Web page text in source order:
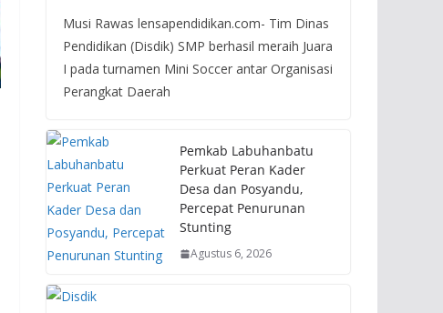
Musi Rawas lensapendidikan.com- Tim Dinas
Pendidikan (Disdik) SMP berhasil meraih Juara
I pada turnamen Mini Soccer antar Organisasi
Perangkat Daerah
Pemkab Labuhanbatu
Perkuat Peran Kader
Desa dan Posyandu,
Percepat Penurunan
Stunting
Agustus 6, 2026